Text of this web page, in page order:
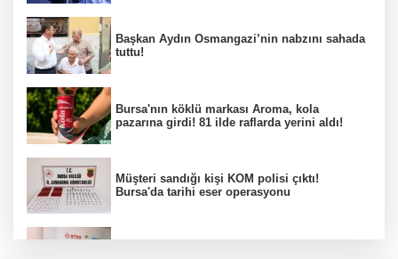
Başkan Aydın Osmangazi’nin nabzını sahada
tuttu!
Bursa'nın köklü markası Aroma, kola
pazarına girdi! 81 ilde raflarda yerini aldı!
Müşteri sandığı kişi KOM polisi çıktı!
Bursa'da tarihi eser operasyonu